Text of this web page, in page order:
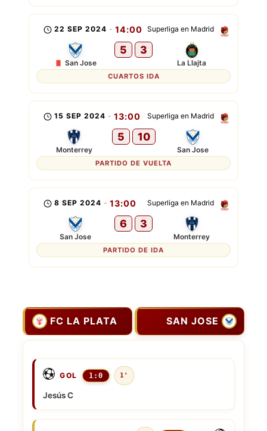
Superliga en Madrid
22 SEP 2024 - 14:00
San Jose
5 3
La Llajta
CUARTOS IDA
Superliga en Madrid
15 SEP 2024 - 13:00
Monterrey
5 10
San Jose
PARTIDO DE VUELTA
Superliga en Madrid
8 SEP 2024 - 13:00
San Jose
6 3
Monterrey
PARTIDO DE IDA
FC LA PLATA SAN JOSE
GOL 1:0 1'
Jesús C